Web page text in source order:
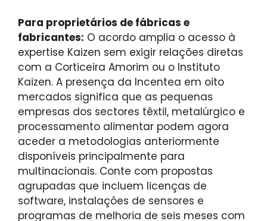
Para proprietários de fábricas e
fabricantes: O acordo amplia o acesso à
expertise Kaizen sem exigir relações diretas
com a Corticeira Amorim ou o Instituto
Kaizen. A presença da Incentea em oito
mercados significa que as pequenas
empresas dos sectores têxtil, metalúrgico e
processamento alimentar podem agora
aceder a metodologias anteriormente
disponíveis principalmente para
multinacionais. Conte com propostas
agrupadas que incluem licenças de
software, instalações de sensores e
programas de melhoria de seis meses com